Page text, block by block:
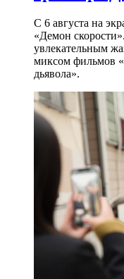
С 6 августа на
«Демон
увлекательным
миксом фильмов
дьявола».